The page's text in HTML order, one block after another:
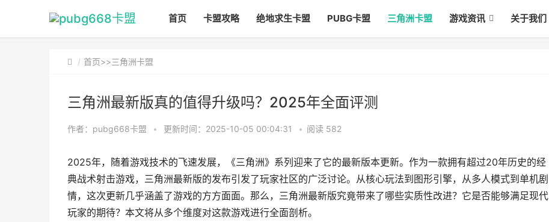
首页 卡盟攻略 绝地求生卡盟 PUBG卡盟 三角洲卡盟 游戏资讯 关于我们
首页>>三角洲卡盟
三角洲最新版真的值得升级吗？2025年全面评测
作者：pubg668卡盟 • 更新时间：2025-10-05 00:04:31 • 阅读 582
2025年，随着游戏技术的飞速发展，《三角洲》系列迎来了它的最新版本更新。作为一款拥有超过20年历史的经
典战术射击游戏，三角洲最新版的发布引发了玩家社区的广泛讨论。从核心玩法到图形引擎，从多人模式到单机剧
情，这次更新几乎涵盖了游戏的方方面面。那么，三角洲最新版究竟带来了哪些实质性改进？它是否能够满足现代
玩家的期待？本文将从多个维度对这款游戏进行全面剖析。